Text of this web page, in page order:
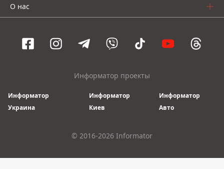
О нас
Информатор проекты
Информатор
Украина
Информатор
Киев
Информатор
Авто
© 2016-2026 Informator